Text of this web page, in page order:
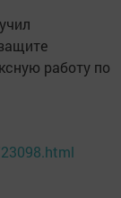
работу по